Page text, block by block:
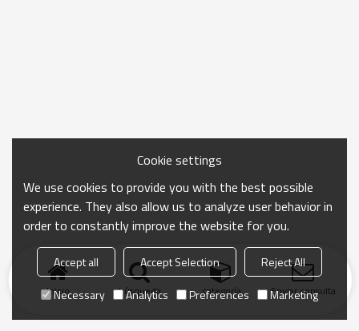
Inicio búsqueda categoría Enviar consulta
Cookie settings
We use cookies to provide you with the best possible
experience. They also allow us to analyze user behavior in
order to constantly improve the website for you.
Accept all Accept Selection
Reject All
Necessary
Analytics Preferences Marketing